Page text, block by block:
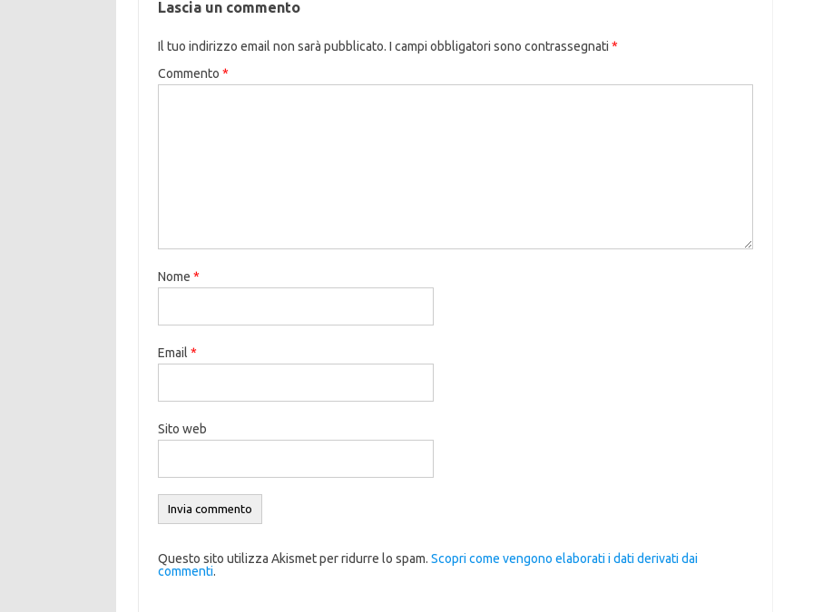
Lascia un commento
Il tuo indirizzo email non sarà pubblicato. I campi obbligatori sono contrassegnati *
Commento *
Nome *
Email *
Sito web
Questo sito utilizza Akismet per ridurre lo spam. Scopri come vengono elaborati i dati derivati dai
commenti.